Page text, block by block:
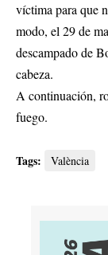
víctima para que
modo, el 29 de
descampado de
cabeza.
A continuación,
fuego.
Tags: València